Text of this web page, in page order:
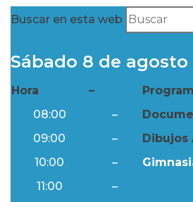
Buscar en esta web
Sábado 8 de agosto
Hora –
08:00
–
09:00
–
Dibujos
10:00
–
11:00
–